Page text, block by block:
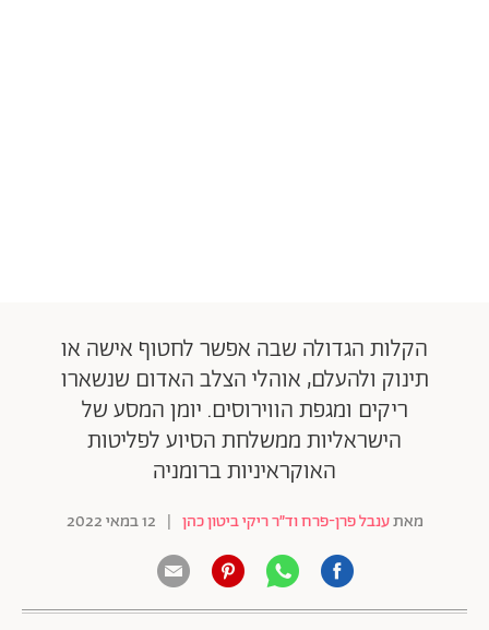
הקלות הגדולה שבה אפשר לחטוף אישה או
תינוק ולהעלם, אוהלי הצלב האדום שנשארו
ריקים ומגפת הווירוסים. יומן המסע של
הישראליות ממשלחת הסיוע לפליטות
האוקראיניות ברומניה
מאתענבל פרן-פרח וד״ר ריקי ביטון כהן | 12 במאי 2022